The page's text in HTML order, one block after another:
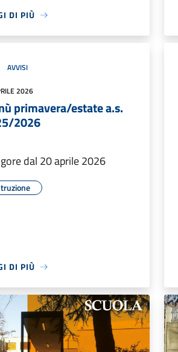
DI PIÙ
AVVISI
2026
primavera/estate a.s.
2026
dal 20 aprile 2026
DI PIÙ